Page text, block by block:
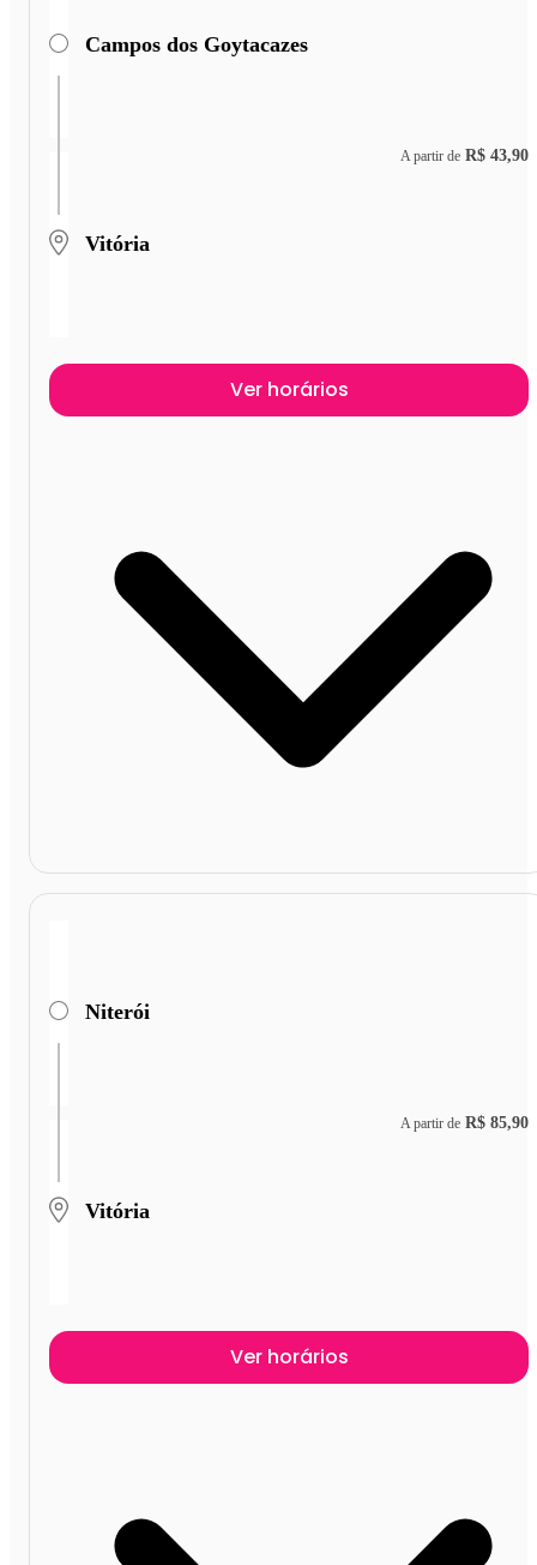
Campos dos Goytacazes
Vitória
A partir de R$ 43,90
Ver horários
Niterói
Vitória
A partir de R$ 85,90
Ver horários